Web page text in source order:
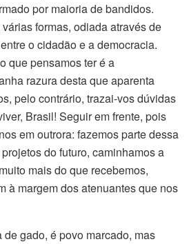
por maioria de bandidos.
formas, odiada através de
o cidadão e a democracia.
que pensamos ter é a
razura desta que aparenta
pelo contrário, trazai-vos dúvidas
Brasil! Seguir em frente, pois
em outrora: fazemos parte dessa
do futuro, caminhamos a
mais do que recebemos,
à margem dos atenuantes que nos
gado, é povo marcado, mas